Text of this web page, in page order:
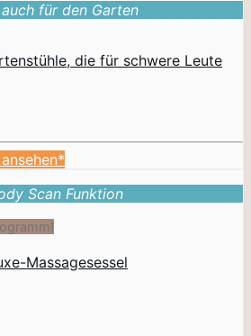
für den Garten
die für schwere Leute
Scan Funktion
Massagesessel